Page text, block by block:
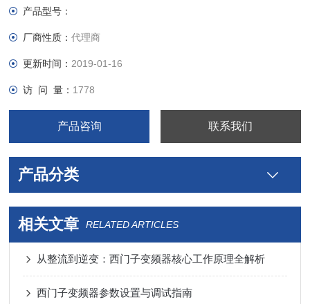
本公司购买的产品，保证*，假一罚十，质保一年。一年内产品非
产品型号：
厂商性质：代理商
更新时间： 2019-01-16
访 问 量： 1778
产品咨询 联系我们
产品分类
相关文章 RELATED ARTICLES
从整流到逆变：西门子变频器核心工作原理全解析
西门子变频器参数设置与调试指南